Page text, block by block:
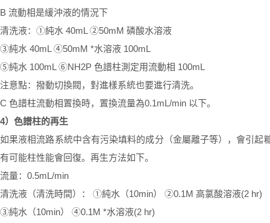
B 流動相是緩沖液的情況下
清洗液：①純水 40mL ②50mM 磷酸水溶液
③純水 40mL ④50mM *水溶液 100mL
⑤純水 100mL ⑥NH2P 色譜柱測定用流動相 100mL
注意點：撥動切換閥，對進樣系統也要進行清洗。
C 色譜柱流動相置換時，置換流量為0.1mL/min 以下。
4）色譜柱的再生
如果液相流路系統中含有污染填料的成分（金屬離子等），會引起
有可能柱性能會回復。再生方法如下。
流量： 0.5mL/min
清洗液（清洗時間）：
①純水（10min） ②0.1M 高氯酸溶液(2 hr)
③純水（10min） ④0.1M *水溶液(2 hr)